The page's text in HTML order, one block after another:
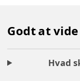
Godt at
Hvad